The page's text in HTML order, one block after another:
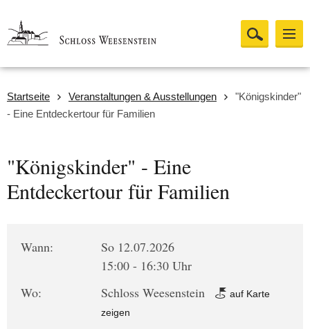
Startseite Veranstaltungen & Ausstellungen
"Königskinder"
- Eine Entdeckertour für Familien
"Königskinder" - Eine
Entdeckertour für Familien
Wann:
So 12.07.2026
15:00 - 16:30 Uhr
Wo:
Schloss Weesenstein
auf Karte
zeigen